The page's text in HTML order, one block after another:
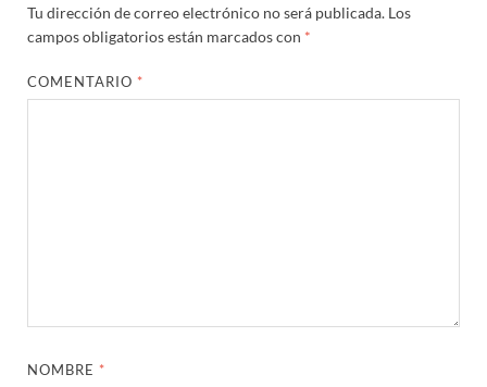
Tu dirección de correo electrónico no será publicada. Los
campos obligatorios están marcados con *
COMENTARIO *
NOMBRE *